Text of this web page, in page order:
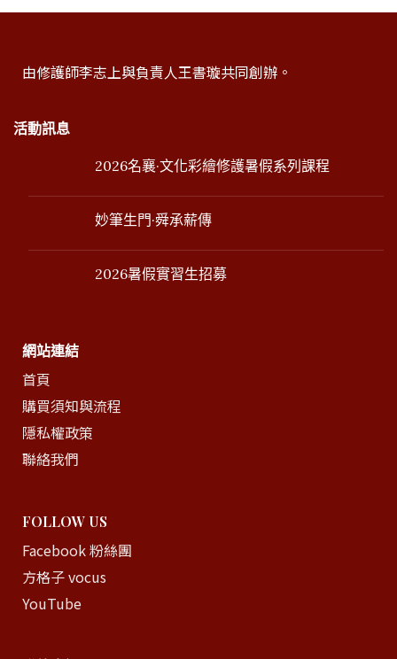
由修護師李志上與負責人王書璇共同創辦。
活動訊息
2026名襄·文化彩繪修護暑假系列課程
妙筆生門·舜承薪傳
2026暑假實習生招募
網站連結
首頁
購買須知與流程
隱私權政策
聯絡我們
FOLLOW US
Facebook 粉絲團
方格子 vocus
YouTube